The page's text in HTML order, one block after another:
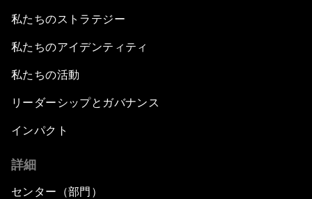
私たちのストラテジー
私たちのアイデンティティ
私たちの活動
リーダーシップとガバナンス
インパクト
詳細
センター（部門）